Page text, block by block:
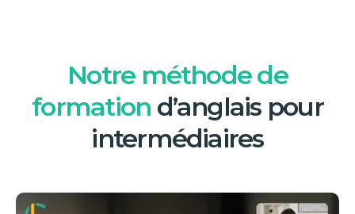
Notre méthode de
formation d’anglais pour
intermédiaires